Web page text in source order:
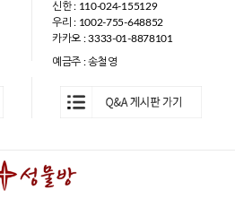
신한 : 110-024-155129
우리 : 1002-755-648852
카카오 : 3333-01-8878101
예금주 : 송철영